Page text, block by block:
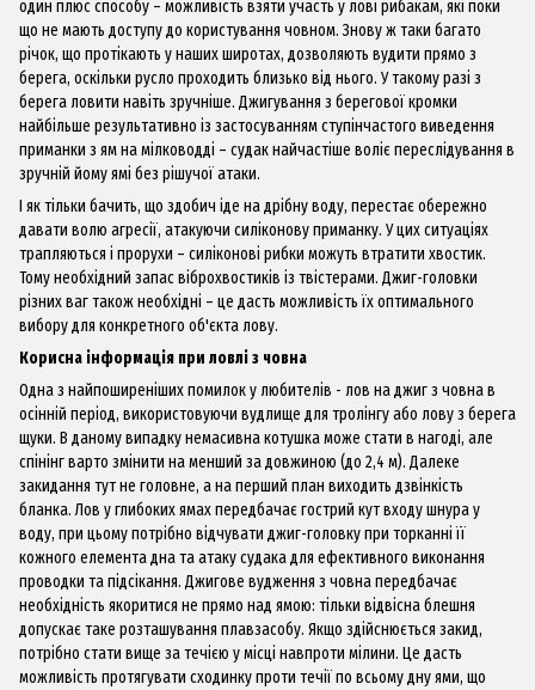
один плюс способу – можливість взяти участь у лові рибакам, які поки
що не мають доступу до користування човном. Знову ж таки багато
річок, що протікають у наших широтах, дозволяють вудити прямо з
берега, оскільки русло проходить близько від нього. У такому разі з
берега ловити навіть зручніше. Джигування з берегової кромки
найбільше результативно із застосуванням ступінчастого виведення
приманки з ям на мілководді – судак найчастіше воліє переслідування в
зручній йому ямі без рішучої атаки.
І як тільки бачить, що здобич іде на дрібну воду, перестає обережно
давати волю агресії, атакуючи силіконову приманку. У цих ситуаціях
трапляються і прорухи – силіконові рибки можуть втратити хвостик.
Тому необхідний запас віброхвостиків із твістерами. Джиг-головки
різних ваг також необхідні – це дасть можливість їх оптимального
вибору для конкретного об'єкта лову.
Корисна інформація при ловлі з човна
Одна з найпоширеніших помилок у любителів - лов на джиг з човна в
осінній період, використовуючи вудлище для тролінгу або лову з берега
щуки. В даному випадку немасивна котушка може стати в нагоді, але
спінінг варто змінити на менший за довжиною (до 2,4 м). Далеке
закидання тут не головне, а на перший план виходить дзвінкість
бланка. Лов у глибоких ямах передбачає гострий кут входу шнура у
воду, при цьому потрібно відчувати джиг-головку при торканні її
кожного елемента дна та атаку судака для ефективного виконання
проводки та підсікання. Джигове вудження з човна передбачає
необхідність якоритися не прямо над ямою: тільки відвісна блешня
допускає таке розташування плавзасобу. Якщо здійснюється закид,
потрібно стати вище за течією у місці навпроти мілини. Це дасть
можливість протягувати сходинку проти течії по всьому дну ями, що